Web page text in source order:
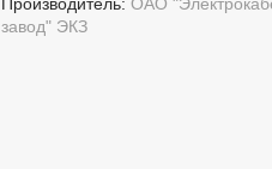
завод" ЭКЗ